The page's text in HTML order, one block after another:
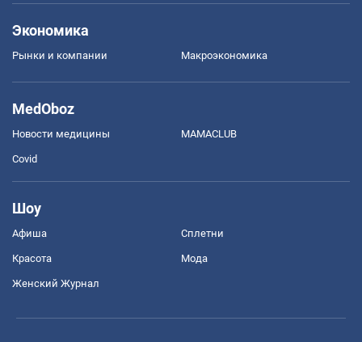
Экономика
Рынки и компании Mакроэкономика
MedOboz
Новости медицины MAMACLUB
Covid
Шоу
Афиша Сплетни
Красота Мода
Женский Журнал